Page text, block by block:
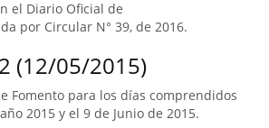
el Diario Oficial de
por Circular N° 39, de 2016.
(12/05/2015)
Fomento para los días comprendidos
2015 y el 9 de Junio de 2015.